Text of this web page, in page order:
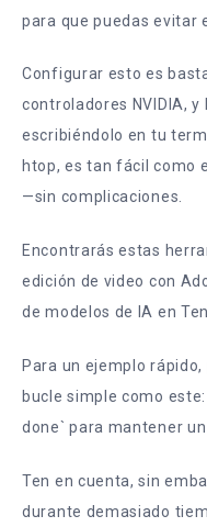
para que puedas evitar
Configurar esto es
controladores NVIDIA,
escribiéndolo en tu
htop, es tan fácil como
—sin complicaciones.
Encontrarás estas
edición de video con
de modelos de IA en
Para un ejemplo
bucle simple como
done` para mantener un
Ten en cuenta, sin
durante demasiado